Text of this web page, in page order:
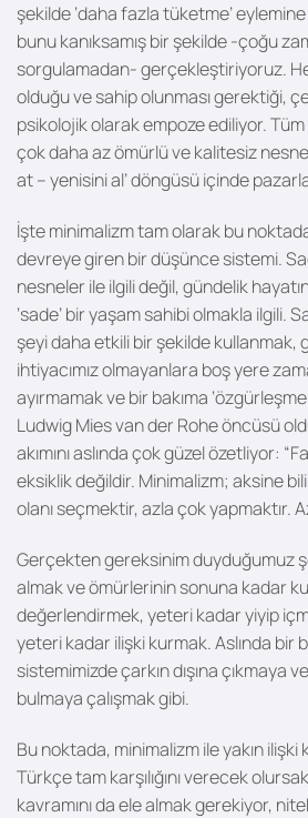
şekilde ‘daha fazla tüketme’
bunu kanıksamış bir şekilde -çoğu
sorgulamadan- gerçekleştiriyoruz.
olduğu ve sahip olunması gerektiği,
psikolojik olarak empoze ediliyor.
çok daha az ömürlü ve kalitesiz
at – yenisini al’ döngüsü içinde
İşte minimalizm tam olarak bu
devreye giren bir düşünce sistemi.
nesneler ile ilgili değil, gündelik
‘sade’ bir yaşam sahibi olmakla ilgili.
şeyi daha etkili bir şekilde kullanmak,
ihtiyacımız olmayanlara boş yere
ayırmamak ve bir bakıma
Ludwig Mies van der Rohe öncüsü
akımını aslında çok güzel özetliyor:
eksiklik değildir. Minimalizm; aksine
olanı seçmektir, azla çok yapmaktır.
Gerçekten gereksinim duyduğumuz
almak ve ömürlerinin sonuna kadar
değerlendirmek, yeteri kadar yiyip
yeteri kadar ilişki kurmak. Aslında bir
sistemimizde çarkın dışına çıkmaya
bulmaya çalışmak gibi.
Bu noktada, minimalizm ile yakın ilişki
Türkçe tam karşılığını verecek
kavramını da ele almak gerekiyor,